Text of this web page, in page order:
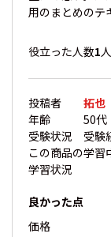
用のまとめの
役立った人数1人
投稿者
拓也
年齢
50代
受験状況
受験
この商品の
学習状況
学習
良かった点
価格